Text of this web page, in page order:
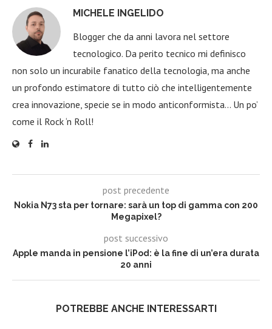
MICHELE INGELIDO
Blogger che da anni lavora nel settore
tecnologico. Da perito tecnico mi definisco
non solo un incurabile fanatico della tecnologia, ma anche
un profondo estimatore di tutto ciò che intelligentemente
crea innovazione, specie se in modo anticonformista… Un po’
come il Rock ‘n Roll!
post precedente
Nokia N73 sta per tornare: sarà un top di gamma con 200
Megapixel?
post successivo
Apple manda in pensione l’iPod: è la fine di un’era durata
20 anni
POTREBBE ANCHE INTERESSARTI